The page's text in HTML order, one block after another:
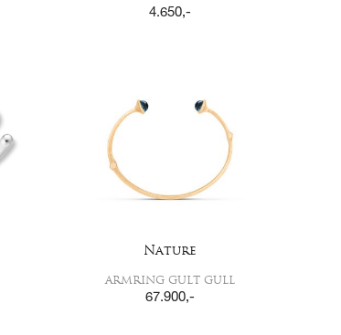
4.650,-
Nature
ARMRING GULT GULL
67.900,-